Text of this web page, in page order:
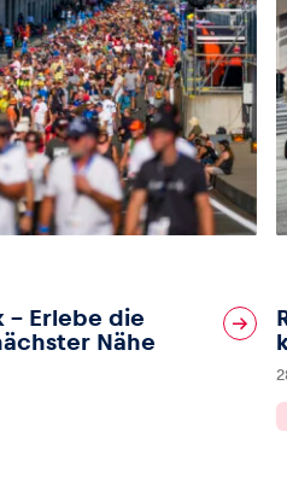
– Erlebe die
Nähe